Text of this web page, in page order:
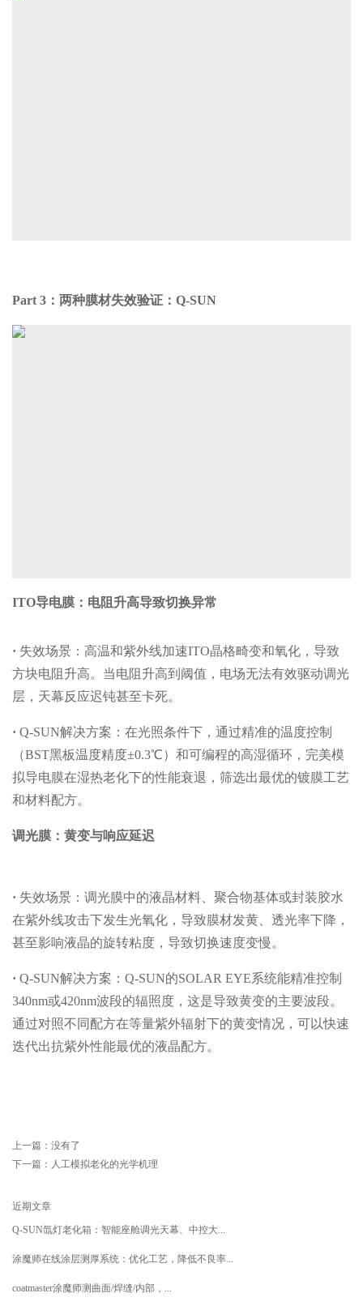
Part 3： 两种膜材失效验证：Q-SUN
ITO导电膜：电阻升高导致切换异常
· 失效场景：高温和紫外线加速ITO晶格畸变和氧化，导致
方块电阻升高。当电阻升高到阈值，电场无法有效驱动调光
层，天幕反应迟钝甚至卡死。
· Q-SUN解决方案：在光照条件下，通过精准的温度控制
（BST黑板温度精度±0.3℃）和可编程的高湿循环，完美模
拟导电膜在湿热老化下的性能衰退，筛选出最优的镀膜工艺
和材料配方。
调光膜：黄变与响应延迟
· 失效场景：调光膜中的液晶材料、聚合物基体或封装胶水
在紫外线攻击下发生光氧化，导致膜材发黄、透光率下降，
甚至影响液晶的旋转粘度，导致切换速度变慢。
· Q-SUN解决方案：Q-SUN的SOLAR EYE系统能精准控制
340nm或420nm波段的辐照度，这是导致黄变的主要波段。
通过对照不同配方在等量紫外辐射下的黄变情况，可以快速
迭代出抗紫外性能最优的液晶配方。
上一篇：没有了
下一篇： 人工模拟老化的光学机理
近期文章
Q-SUN氙灯老化箱：智能座舱调光天幕、中控大...
涂魔师在线涂层测厚系统：优化工艺，降低不良率...
coatmaster涂魔师测曲面/焊缝/内部，...